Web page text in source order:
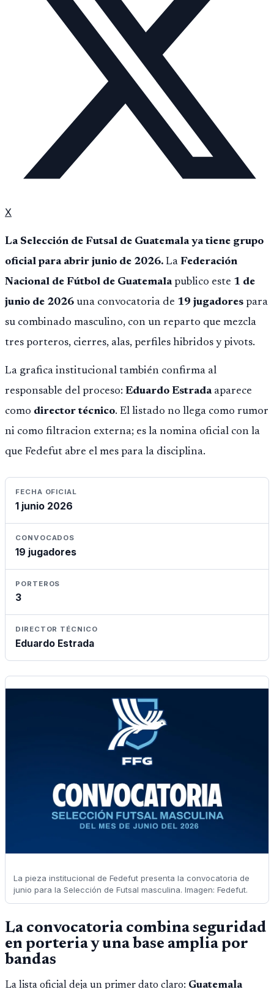
X
La Selección de Futsal de Guatemala ya tiene grupo
oficial para abrir junio de 2026. La Federación
Nacional de Fútbol de Guatemalapublico este 1 de
junio de 2026 una convocatoria de 19 jugadores para
su combinado masculino, con un reparto que mezcla
tres porteros, cierres, alas, perfiles hibridos y pivots.
La grafica institucional también confirma al
responsable del proceso: Eduardo Estradaaparece
como director técnico. El listado no llega como rumor
ni como filtracion externa; es la nomina oficial con la
que Fedefut abre el mes para la disciplina.
FECHA OFICIAL
1 junio 2026
CONVOCADOS
19 jugadores
PORTEROS
3
DIRECTOR TÉCNICO
Eduardo Estrada
La pieza institucional de Fedefut presenta la convocatoria de
junio para la Selección de Futsal masculina. Imagen: Fedefut.
La convocatoria combina seguridad
en porteria y una base amplia por
bandas
La lista oficial deja un primer dato claro: Guatemala